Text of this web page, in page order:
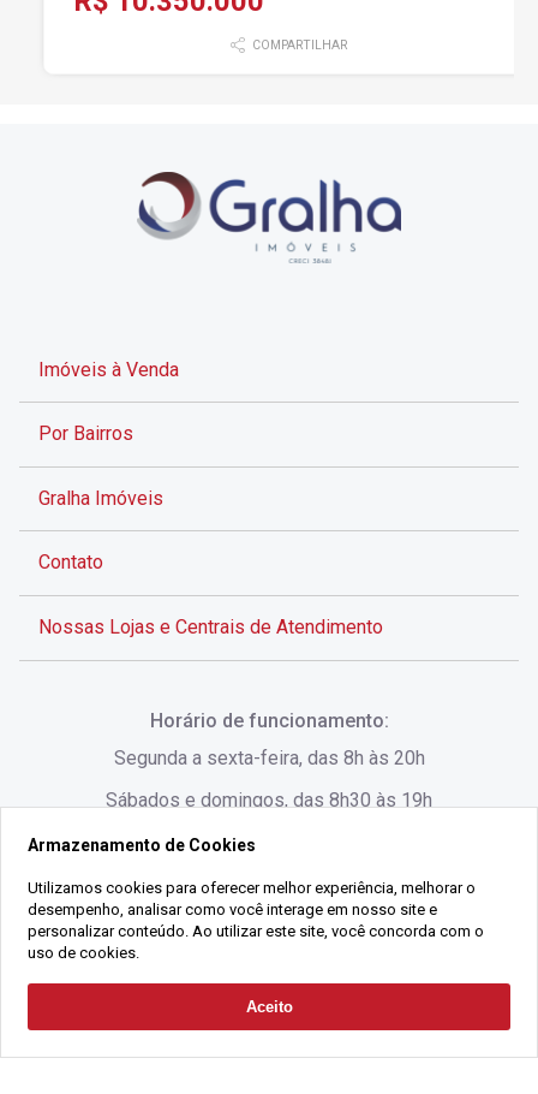
Solicitar Contato
COMPARTILHAR
Imóveis à Venda
Por Bairros
Gralha Imóveis
Contato
Nossas Lojas e Centrais de Atendimento
Rua Lauro Linhares, 1080 - Trindade, Florianópolis -
SC
(48) 3220-1045
Alameda César Nascimento, 549, Salas 1, 2 e 3 -
Jurerê, - Florianópolis - SC
Horário de funcionamento:
Segunda a sexta-feira, das 8h às 20h
Sábados e domingos, das 8h30 às 19h
2021 Copyright - Gralha Imóveis CRECI 008060/O - Todos os direitos
CNPJ:18.091.083/0001-37
Armazenamento de Cookies
Utilizamos cookies para oferecer melhor experiência, melhorar o
desempenho, analisar como você interage em nosso site e
personalizar conteúdo. Ao utilizar este site, você concorda com o
uso de cookies.
Aceito